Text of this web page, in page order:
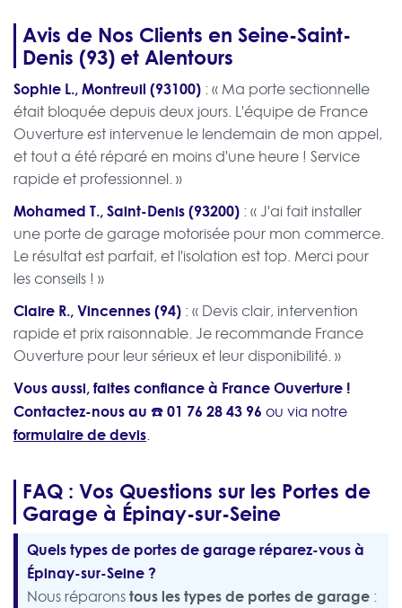
Avis de Nos Clients en Seine-Saint-
Denis (93) et Alentours
Sophie L., Montreuil (93100) : « Ma porte sectionnelle
était bloquée depuis deux jours. L'équipe de France
Ouverture est intervenue le lendemain de mon appel,
et tout a été réparé en moins d'une heure ! Service
rapide et professionnel. »
Mohamed T., Saint-Denis (93200) : « J'ai fait installer
une porte de garage motorisée pour mon commerce.
Le résultat est parfait, et l'isolation est top. Merci pour
les conseils ! »
Claire R., Vincennes (94) : « Devis clair, intervention
rapide et prix raisonnable. Je recommande France
Ouverture pour leur sérieux et leur disponibilité. »
Vous aussi, faites confiance à France Ouverture !
Contactez-nous au ☎️01 76 28 43 96 ou via notre
formulaire de devis.
FAQ : Vos Questions sur les Portes de
Garage à Épinay-sur-Seine
Quels types de portes de garage réparez-vous à
Épinay-sur-Seine ?
Nous réparonstous les types de portes de garage :